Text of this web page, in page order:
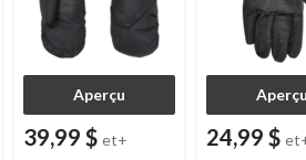
Aperçu
39,99 $ et+ 24,99 $